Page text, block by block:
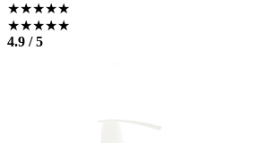
★★★★★
★★★★★
4.9 / 5